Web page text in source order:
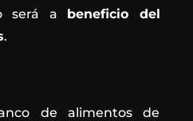
será a beneficio del
.
de alimentos de